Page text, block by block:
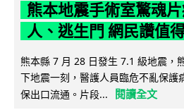
熊本地震手術室驚魂
人、逃生門 網民讚值
熊本縣 7 月 28 日發生 7.1 級地震，
下地震一刻，醫護人員臨危不亂保護
保出口流通。片段...
閱讀全文